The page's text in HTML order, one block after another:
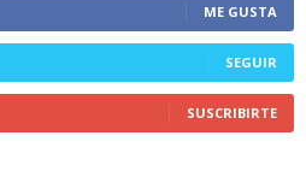
ME GUSTA
SEGUIR
SUSCRIBIRTE